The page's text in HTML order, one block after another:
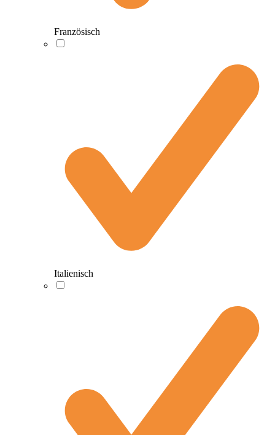
Französisch
Italienisch